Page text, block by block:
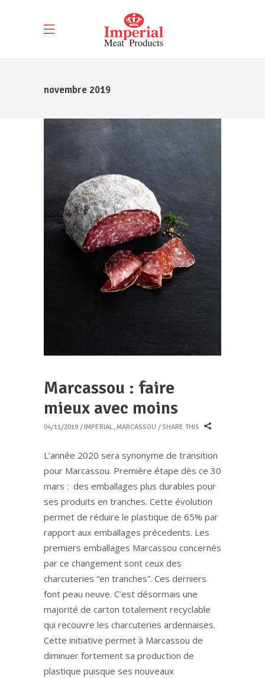
novembre 2019
Marcassou : faire
mieux avec moins
04/11/2019 IMPERIAL, MARCASSOU SHARE THIS
L’année 2020 sera synonyme de transition
pour Marcassou. Première étape dès ce 30
mars : des emballages plus durables pour
ses produits en tranches. Cette évolution
permet de réduire le plastique de 65% par
rapport aux emballages précedents. Les
premiers emballages Marcassou concernés
par ce changement sont ceux des
charcuteries “en tranches”. Ces derniers
font peau neuve. C’est désormais une
majorité de carton totalement recyclable
qui recouvre les charcuteries ardennaises.
Cette initiative permet à Marcassou de
diminuer fortement sa production de
plastique puisque ses nouveaux